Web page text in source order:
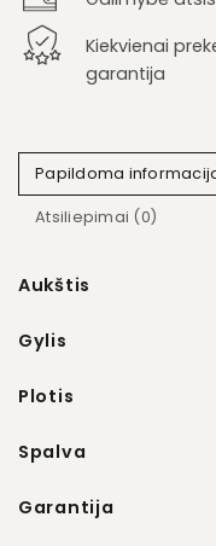
Kiekvienai
garantija
Papildoma
Atsiliepimai (0)
Aukštis
Gylis
Plotis
Spalva
Garantija